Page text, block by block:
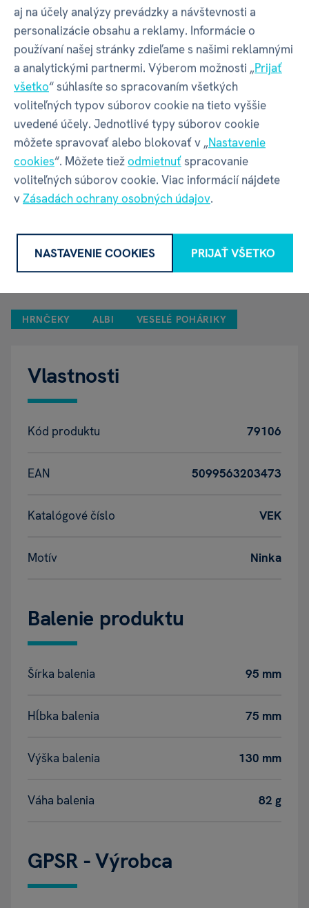
Detské poháriky smilými kreslenými dizajnami
adesiatkami mien, budú skvelým darčekom
a pomocníkom pre vašich nezbedníkov. Veselé
poháriky môžu využiť ako napitie studených nápojov
tak aj ako držiak na zubné kefky alebo na pastelky.
Vyrobené sú z ekologického azdravotne nezávadného
recyklovenéhoplastu rPET(recyklované PET fľaše),
bez BPA a ftalátov.
Poháriky nie sú vhodné na konzumáciu horúcich
nápojov z dôvodu, že
pohárik nemá uško
Objem: 250 ml
HRNČEKY ALBI VESELÉ POHÁRIKY
Vlastnosti
Kód produktu 79106
EAN 5099563203473
Katalógové číslo VEK
Motív Ninka
Balenie produktu
Šírka balenia 95 mm
Hĺbka balenia 75 mm
Výška balenia 130 mm
Váha balenia 82 g
GPSR - Výrobca
aj na účely analýzy prevádzky a návštevnosti a
personalizácie obsahu a reklamy. Informácie o
používaní našej stránky zdieľame s našimi reklamnými
a analytickými partnermi. Výberom možnosti „Prijať
všetko“ súhlasíte so spracovaním všetkých
voliteľných typov súborov cookie na tieto vyššie
uvedené účely. Jednotlivé typy súborov cookie
môžete spravovať alebo blokovať v „Nastavenie
cookies“. Môžete tiežodmietnuťspracovanie
voliteľných súborov cookie. Viac informácií nájdete
vZásadách ochrany osobných údajov.
NASTAVENIE COOKIES PRIJAŤ VŠETKO